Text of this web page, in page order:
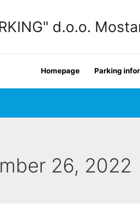
d.o.o.
Homepage Parking
26, 2022